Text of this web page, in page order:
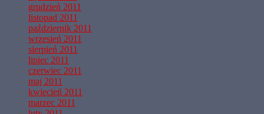
grudzień 2011
listopad 2011
październik 2011
wrzesień 2011
sierpień 2011
lipiec 2011
czerwiec 2011
maj 2011
kwiecień 2011
marzec 2011